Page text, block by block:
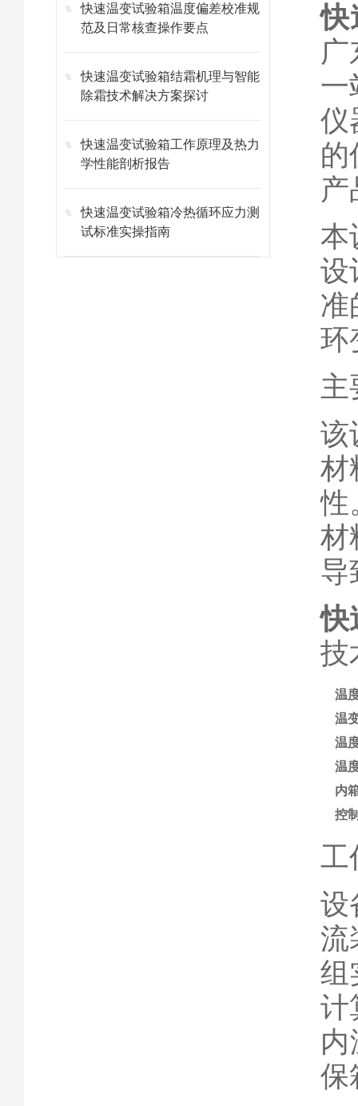
快速温变试验箱温度偏差校准规
范及日常核查操作要点
快速温变试验箱结霜机理与智能
除霜技术解决方案探讨
快速温变试验箱工作原理及热力
学性能剖析报告
快速温变试验箱冷热循环应力测
试标准实操指南
快
一
仪
的
产
本
设
准
环
主
该
材
性
材
导
快
技
温
温
温
温
内
控
工
设
流
组
计
保